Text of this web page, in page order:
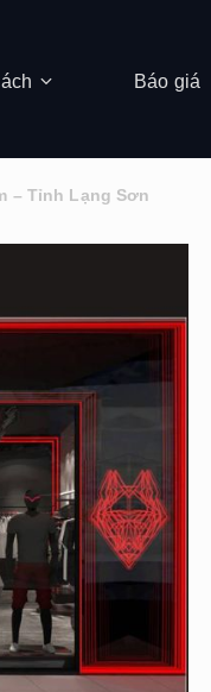
Báo giá
– Tỉnh Lạng Sơn